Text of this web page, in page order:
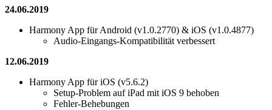
24.06.2019
Harmony App für Android (v1.0.2770) & iOS (v1.0.4877)
Audio-Eingangs-Kompatibilität verbessert
12.06.2019
Harmony App für iOS (v5.6.2)
Setup-Problem auf iPad mit iOS 9 behoben
Fehler-Behebungen